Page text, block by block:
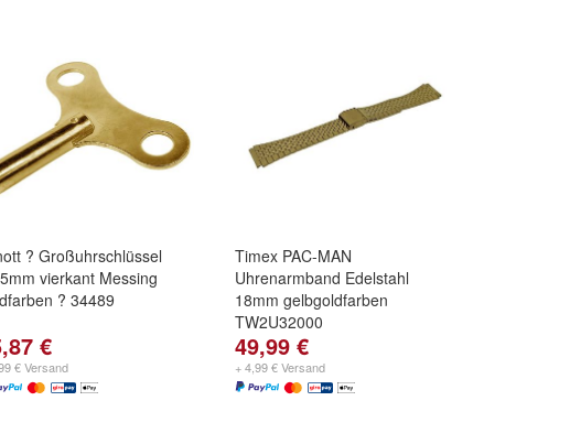
? Großuhrschlüssel
vierkant Messing
? 34489
€
€ Versand
Timex PAC-MAN
Uhrenarmband Edelstahl
18mm gelbgoldfarben
TW2U32000
49,99 €
+ 4,99 € Versand